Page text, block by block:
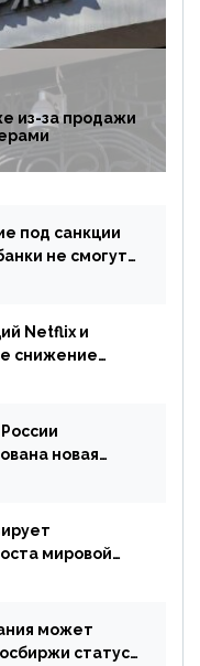
из-за продажи
под санкции
не смогут
Netflix и
снижение
новая
мировой
может
статус